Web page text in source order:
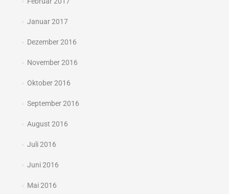
Januar 2017
Dezember 2016
November 2016
Oktober 2016
September 2016
August 2016
Juli 2016
Juni 2016
Mai 2016